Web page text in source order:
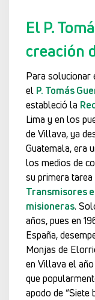
El P.
creación
Para solucionar
el P. Tomás
estableció la
Lima y en los
de Villava, ya
Guatemala, era
los medios de
su primera tarea
Transmisores
misioneras.
años, pues en
España,
Monjas de
en Villava el
que
apodo de “Siete